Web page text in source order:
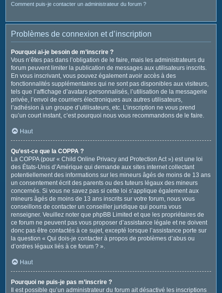
Comment puis-je contacter un administrateur du forum ?
Problèmes de connexion et d’inscription
Pourquoi ai-je besoin de m’inscrire ?
Vous n’êtes pas dans l’obligation de le faire, mais les administrateurs du
forum peuvent limiter la publication de messages aux utilisateurs inscrits.
En vous inscrivant, vous pouvez également avoir accès à des
fonctionnalités supplémentaires qui ne sont pas disponibles aux visiteurs,
tels que l’affichage d’avatars personnalisés, l’utilisation de la messagerie
privée, l’envoi de courriers électroniques aux autres utilisateurs,
l’adhésion à un groupe d’utilisateurs, etc. L’inscription ne vous prend
qu’un court instant, c’est pourquoi nous vous recommandons de le faire.
Haut
Qu’est-ce que la COPPA ?
La COPPA (pour « Child Online Privacy and Protection Act ») est une loi
des États-Unis d’Amérique qui demande aux sites internet collectant
potentiellement des informations sur les mineurs âgés de moins de 13 ans
un consentement écrit des parents ou des tuteurs légaux des mineurs
concernés. Si vous ne savez pas si cette loi s’applique également aux
mineurs âgés de moins de 13 ans inscrits sur votre forum, nous vous
conseillons de contacter un conseiller juridique qui pourra vous
renseigner. Veuillez noter que phpBB Limited et que les propriétaires de
ce forum ne peuvent pas vous proposer d’assistance légale et ne doivent
donc pas être contactés à ce sujet, excepté lorsque l’assistance porte sur
la question « Qui dois-je contacter à propos de problèmes d’abus ou
d’ordres légaux liés à ce forum ? ».
Haut
Pourquoi ne puis-je pas m’inscrire ?
Il est possible qu’un administrateur du forum ait désactivé les inscriptions